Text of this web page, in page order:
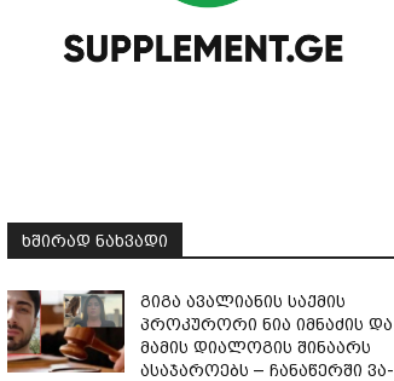
ᲮᲨᲘᲠᲐᲓ ᲜᲐᲮᲕᲐᲓᲘ
გიგა ავალიანის საქმის
პროკურორი ნია იმნაძის და
მამის დიალოგის შინაარს
ასაჯაროებს – ჩა­ნა­წერ­ში ვა­